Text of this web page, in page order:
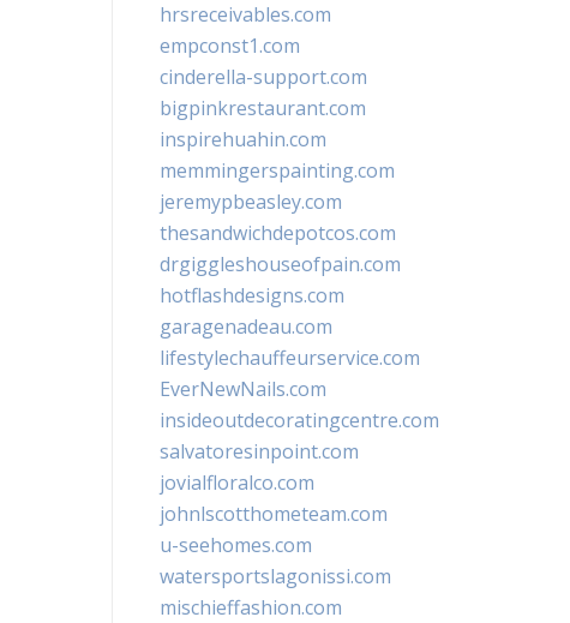
hrsreceivables.com
empconst1.com
cinderella-support.com
bigpinkrestaurant.com
inspirehuahin.com
memmingerspainting.com
jeremypbeasley.com
thesandwichdepotcos.com
drgiggleshouseofpain.com
hotflashdesigns.com
garagenadeau.com
lifestylechauffeurservice.com
EverNewNails.com
insideoutdecoratingcentre.com
salvatoresinpoint.com
jovialfloralco.com
johnlscotthometeam.com
u-seehomes.com
watersportslagonissi.com
mischieffashion.com